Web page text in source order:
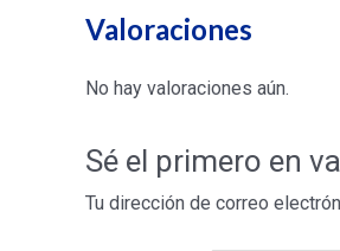
Valoraciones
No hay valoraciones aún.
Sé el primero en
Tu dirección de correo